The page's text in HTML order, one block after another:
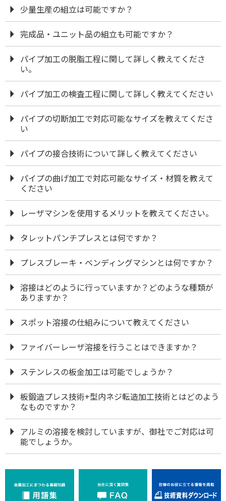
少量生産の組立は可能ですか？
完成品・ユニット品の組立も可能ですか？
パイプ加工の脱脂工程に関して詳しく教えてくださ
い。
パイプ加工の検査工程に関して詳しく教えてください
パイプの切断加工で対応可能なサイズを教えてくださ
い
パイプの接合技術について詳しく教えてください
パイプの曲げ加工で対応可能なサイズ・材質を教えて
ください
レーザマシンを使用するメリットを教えてください。
タレットパンチプレスとは何ですか？
プレスブレーキ・ベンディングマシンとは何ですか？
溶接はどのように行っていますか？どのような種類が
ありますか？
スポット溶接の仕組みについて教えてください
ファイバーレーザ溶接を行うことはできますか？
ステンレスの板金加工は可能でしょうか？
板鍛造プレス技術+型内ネジ転造加工技術とはどのよう
なものですか？
アルミの溶接を検討していますが、御社でご対応は可
能でしょうか。